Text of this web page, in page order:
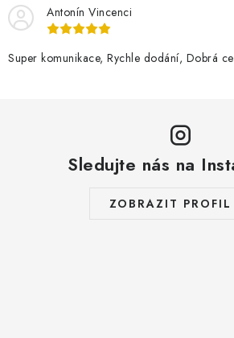
v
ý
p
Antonín Vincenci
Super komunikace, Rychle dodání, Dobrá
Sledujte nás na
ZOBRAZIT PROFIL